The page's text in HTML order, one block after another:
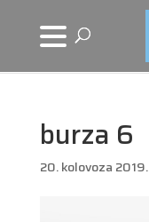
burza 6
20. kolovoza 2019.